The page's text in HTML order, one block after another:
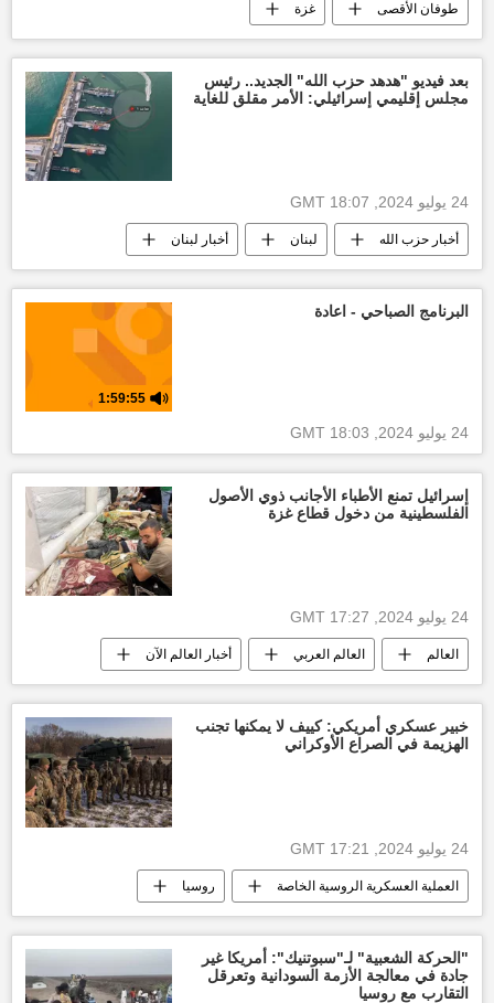
طوفان الأقصى غزة
التصعيد العسكري بين غزة وإسرائيل
العدوان الإسرائيلي على غزة قطاع غزة
وقف إطلاق النار بين قطاع غزة وإسرائيل
بعد فيديو "هدهد حزب الله" الجديد.. رئيس
مجلس إقليمي إسرائيلي: الأمر مقلق للغاية
24 يوليو 2024, 18:07 GMT
أخبار حزب الله لبنان أخبار لبنان
العالم العربي الأخبار
أخبار إسرائيل اليوم
وقف إطلاق النار بين قطاع غزة وإسرائيل
حركة حماس طوفان الأقصى
البرنامج الصباحي - اعادة
1:59:55
24 يوليو 2024, 18:03 GMT
إسرائيل تمنع الأطباء الأجانب ذوي الأصول
الفلسطينية من دخول قطاع غزة
24 يوليو 2024, 17:27 GMT
العالم العالم العربي أخبار العالم الآن
الولايات المتحدة الأمريكية إسرائيل
أخبار إسرائيل اليوم الأخبار
خبير عسكري أمريكي: كييف لا يمكنها تجنب
الهزيمة في الصراع الأوكراني
24 يوليو 2024, 17:21 GMT
العملية العسكرية الروسية الخاصة روسيا
"الحركة الشعبية" لـ"سبوتنيك": أمريكا غير
جادة في معالجة الأزمة السودانية وتعرقل
التقارب مع روسيا